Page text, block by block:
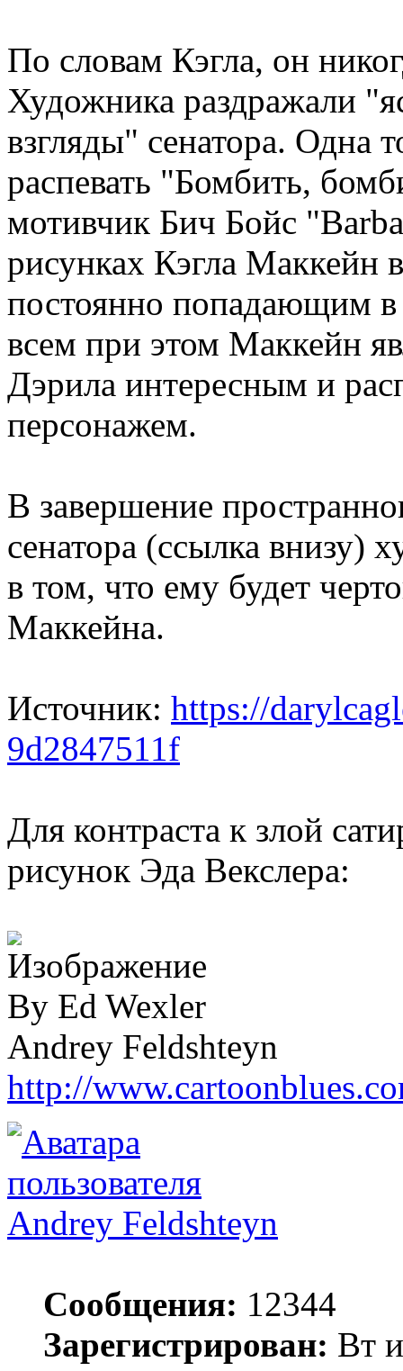
По словам Кэгла, он
Художника раздражали
взгляды" сенатора. Одна
распевать "Бомбить,
мотивчик Бич Бойс
рисунках Кэгла Маккейн
постоянно попадающим в
всем при этом Маккейн
Дэрила интересным и
персонажем.
В завершение
сенатора (ссылка внизу)
в том, что ему будет
Маккейна.
Источник: https://
9d2847511f
Для контраста к злой
рисунок Эда Векслера:
By Ed Wexler
Andrey Feldshteyn
http://
Andrey Feldshteyn
Сообщения: 12344
Зарегистрирован: Вт